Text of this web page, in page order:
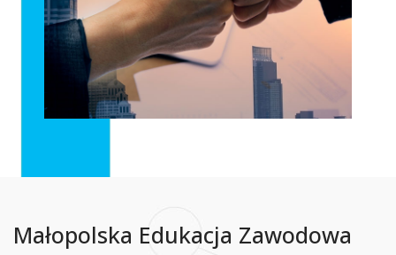
Małopolska Edukacja Zawodowa